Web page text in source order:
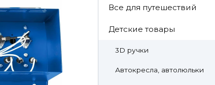
Все для путешествий
Детские товары
3D ручки
Автокресла, автолюльки